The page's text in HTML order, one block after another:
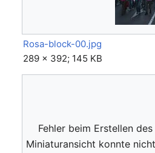
Rosa-block-00.jpg
289 × 392; 145 KB
Fehler beim Erstellen
Miniaturansicht konnte